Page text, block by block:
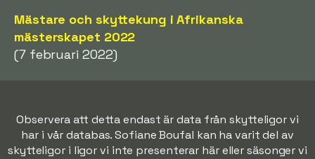
Mästare och skyttekung i Afrikanska
mästerskapet 2022
(7 februari 2022)
Observera att detta endast är data från skytteligor vi
har i vår databas. Sofiane Boufal kan ha varit del av
skytteligor i ligor vi inte presenterar här eller säsonger vi